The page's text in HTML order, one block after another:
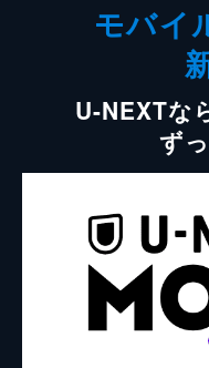
モバイ
U-NEXTな
ず